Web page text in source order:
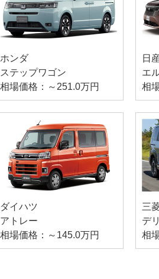
ホンダ
ステップワゴン
相場価格：～251.0万円
日
エ
相
ダイハツ
アトレー
相場価格：～145.0万円
三
デ
相